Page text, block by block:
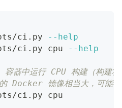
ci.py
--help
ci.py cpu
--help
中运行 CPU 构建（构建
Docker 镜像相当大，可能在
ci.py cpu